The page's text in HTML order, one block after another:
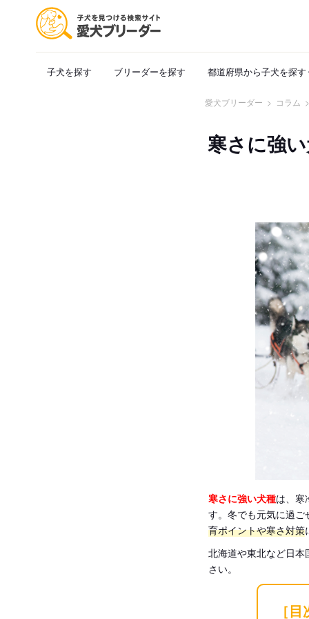
子犬を探す ブリーダーを探す 都道府県から子犬を探す
愛犬ブリーダー > コラム
寒さに強
寒さに強い犬種は、寒
す。冬でも元気に過
育ポイントや寒さ対策
北海道や東北など日
さい。
［